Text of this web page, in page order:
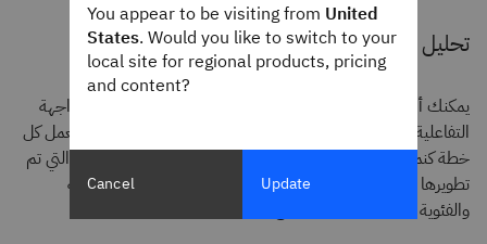
تحليل دقيق لبيانات الاستطلاع
يمكنك أن تبدأ بمعالج من المعالجات. ثم بعد ذلك، استخدِم الواجهة
التفاعلية لإنشاء الخطط، وتحليل البيانات وتفسير النتائج. حيث تعمل كل
خطة كنموذج وتمكِّنك من حفظ القرارات. ثم استخدِم الإجراءات التي تم
تطويرها خصوصًا للعينات المعقدة للتنبؤ بالنتائج العددية والرتبية
والفئوية أو الوقت لحدث معين.
You appear to be visiting from United
States. Would you like to switch to your
local site for regional products, pricing
and content?
Cancel Update